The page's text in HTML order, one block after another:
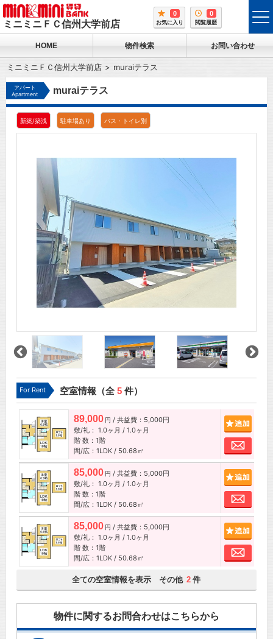
ミニミニＦＣ信州大学前店
0
お気に入り
0
閲覧履歴
HOME 物件検索 お問い合わせ
ミニミニＦＣ信州大学前店 muraiテラス
アパート
Apartment
muraiテラス
新築/築浅 駐車場あり バス・トイレ別
For Rent 空室情報（全5件）
89,000 円 / 共益費：5,000円
敷/礼： 1.0ヶ月 / 1.0ヶ月
階 数：1階
間/広：1LDK / 50.68㎡
お問
85,000 円 / 共益費：5,000円
敷/礼： 1.0ヶ月 / 1.0ヶ月
階 数：1階
間/広：1LDK / 50.68㎡
お問
85,000 円 / 共益費：5,000円
敷/礼： 1.0ヶ月 / 1.0ヶ月
階 数：1階
間/広：1LDK / 50.68㎡
お問
全ての空室情報を表示 その他 2 件
物件に関するお問合わせはこちらから